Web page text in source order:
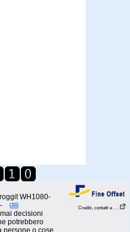
WH1080-
-
decisioni
potrebbero
persone o cose
Crediti, contatti e . . .